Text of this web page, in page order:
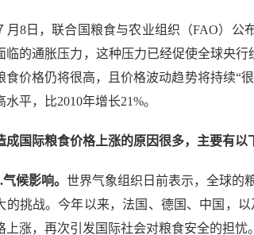
日，联合国粮食与农业组织（FAO）公布
临的通胀压力，这种压力已经促使全球央
食价格仍将很高，且价格波动趋势将持续“
水平，比2010年增长21%。
成国际粮食价格上涨的原因很多，主要有以
候影响。 世界气象组织日前表示，全球的
的挑战。今年以来，法国、德国、中国，
上涨，再次引发国际社会对粮食安全的担忧。